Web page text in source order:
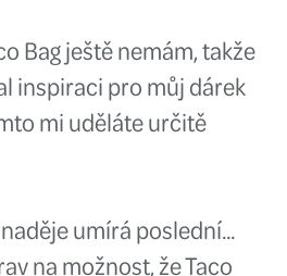
& SAM
Anvil)